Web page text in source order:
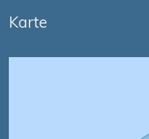
Karte